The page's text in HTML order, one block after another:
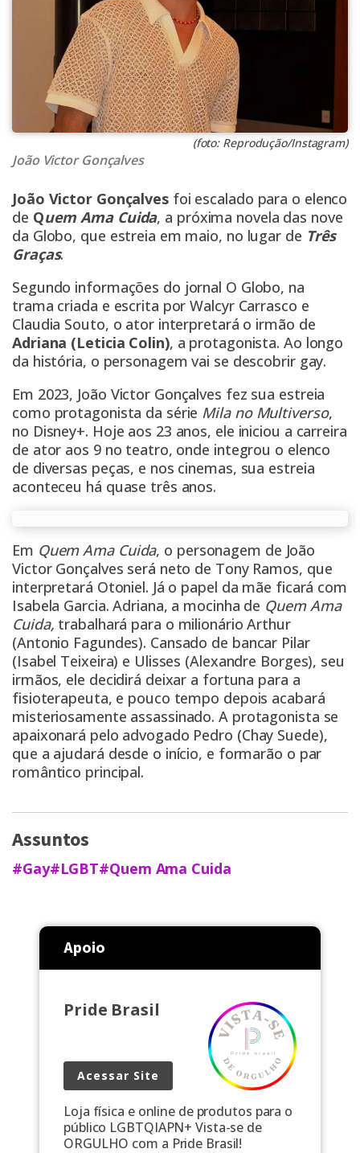
(foto: Reprodução/Instagram)
João Victor Gonçalves
João Victor Gonçalves foi escalado para o elenco
de Quem Ama Cuida, a próxima novela das nove
da Globo, que estreia em maio, no lugar de Três
Graças.
Segundo informações do jornal O Globo, na
trama criada e escrita por Walcyr Carrasco e
Claudia Souto, o ator interpretará o irmão de
Adriana (Leticia Colin), a protagonista. Ao longo
da história, o personagem vai se descobrir gay.
Em 2023, João Victor Gonçalves fez sua estreia
como protagonista da série Mila no Multiverso,
no Disney+. Hoje aos 23 anos, ele iniciou a carreira
de ator aos 9 no teatro, onde integrou o elenco
de diversas peças, e nos cinemas, sua estreia
aconteceu há quase três anos.
Em Quem Ama Cuida, o personagem de João
Victor Gonçalves será neto de Tony Ramos, que
interpretará Otoniel. Já o papel da mãe ficará com
Isabela Garcia. Adriana, a mocinha de Quem Ama
Cuida, trabalhará para o milionário Arthur
(Antonio Fagundes). Cansado de bancar Pilar
(Isabel Teixeira) e Ulisses (Alexandre Borges), seu
irmãos, ele decidirá deixar a fortuna para a
fisioterapeuta, e pouco tempo depois acabará
misteriosamente assassinado. A protagonista se
apaixonará pelo advogado Pedro (Chay Suede),
que a ajudará desde o início, e formarão o par
romântico principal.
Assuntos
#Gay#LGBT#Quem Ama Cuida
Apoio
Pride Brasil
Acessar Site
Loja física e online de produtos para o
público LGBTQIAPN+ Vista-se de
ORGULHO com a Pride Brasil!